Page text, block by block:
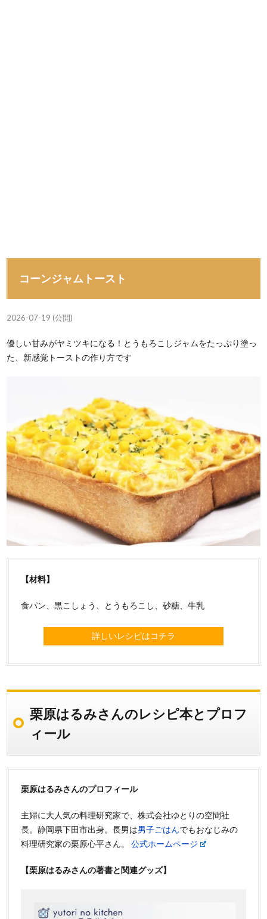
コーンジャムトースト
2026-07-19 (公開)
優しい甘みがヤミツキになる！とうもろこしジャムをたっぷり塗っ
た、新感覚トーストの作り方です
【材料】
食パン、黒こしょう、とうもろこし、砂糖、牛乳
詳しいレシピはコチラ
栗原はるみさんのレシピ本とプロフ
ィール
栗原はるみさんのプロフィール
主婦に大人気の料理研究家で、株式会社ゆとりの空間社
長。静岡県下田市出身。長男は男子ごはんでもおなじみの
料理研究家の栗原心平さん。公式ホームページ
【栗原はるみさんの著書と関連グッズ】